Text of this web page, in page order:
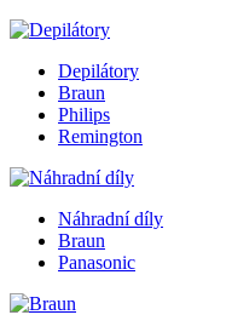
Depilátory
Braun
Philips
Remington
Náhradní díly
Braun
Panasonic